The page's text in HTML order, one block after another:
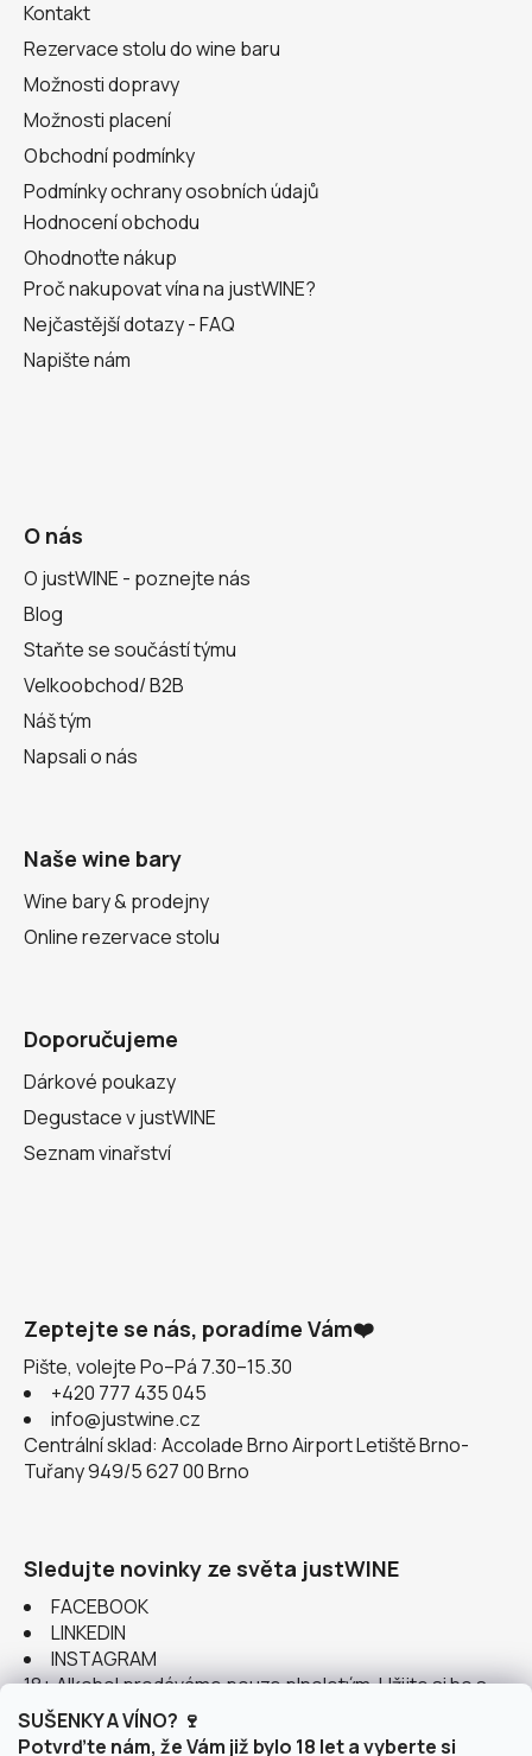
SUŠENKY A VÍNO? 🍷
Potvrďte nám, že Vám již bylo 18 let a vyberte si
Kontakt
Rezervace stolu do wine baru
Možnosti dopravy
Možnosti placení
Obchodní podmínky
Podmínky ochrany osobních údajů
Hodnocení obchodu
Ohodnoťte nákup
Proč nakupovat vína na justWINE?
Nejčastější dotazy - FAQ
Napište nám
O nás
O justWINE - poznejte nás
Blog
Staňte se součástí týmu
Velkoobchod/ B2B
Náš tým
Napsali o nás
Naše wine bary
Wine bary & prodejny
Online rezervace stolu
Doporučujeme
Dárkové poukazy
Degustace v justWINE
Seznam vinařství
Zeptejte se nás, poradíme Vám❤️
Pište, volejte Po–Pá 7.30–15.30
+420 777 435 045
info@justwine.cz
Centrální sklad: Accolade Brno Airport Letiště Brno-
Tuřany 949/5 627 00 Brno
Sledujte novinky ze světa justWINE
FACEBOOK
LINKEDIN
INSTAGRAM
18+ Alkohol prodáváme pouze plnoletým. Užijte si ho s
rozumem.